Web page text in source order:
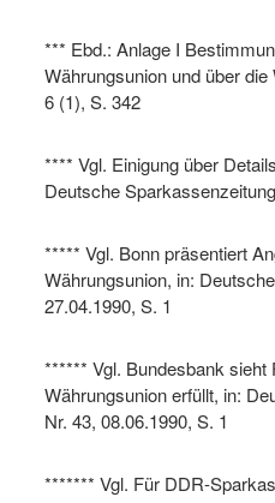
*** Ebd.: Anlage I
Währungsunion und über
6 (1), S. 342
**** Vgl. Einigung über
Deutsche
***** Vgl. Bonn präsentiert
Währungsunion, in:
27.04.1990, S. 1
****** Vgl. Bundesbank sieht
Währungsunion erfüllt, in:
Nr. 43, 08.06.1990, S. 1
******* Vgl. Für DDR-